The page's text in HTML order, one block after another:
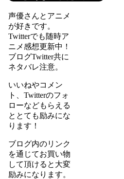
声優さんとアニメ
が好きです。
Twitterでも随時ア
ニメ感想更新中！
ブログTwitter共に
ネタバレ注意。
いいねやコメン
ト、Twitterのフォ
ローなどもらえる
ととても励みにな
ります！
ブログ内のリンク
を通じてお買い物
して頂けると大変
励みになります。